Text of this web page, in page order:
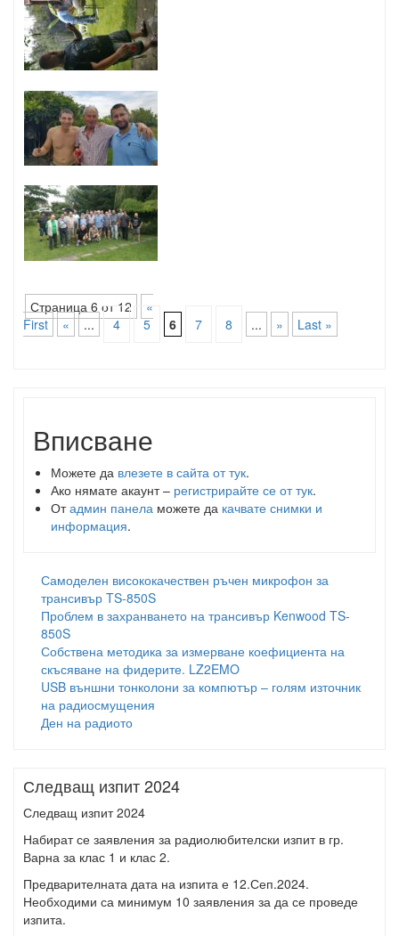
Страница 6 от 12
«
First
« ... 4 5 6 7 8 ... » Last »
Вписване
Можете да влезете в сайта от тук.
Ако нямате акаунт – регистрирайте се от тук.
Отадмин панела можете да качвате снимки и
информация.
Самоделен висококачествен ръчен микрофон за
трансивър TS-850S
Проблем в захранването на трансивър Kenwood TS-
850S
Собствена методика за измерване коефициента на
скъсяване на фидерите. LZ2EMO
USB външни тонколони за компютър – голям източник
на радиосмущения
Ден на радиото
Следващ изпит 2024
Следващ изпит 2024
Набират се заявления за радиолюбителски изпит в гр.
Варна за клас 1 и клас 2.
Предварителната дата на изпита е 12.Сеп.2024.
Необходими са минимум 10 заявления за да се проведе
изпита.